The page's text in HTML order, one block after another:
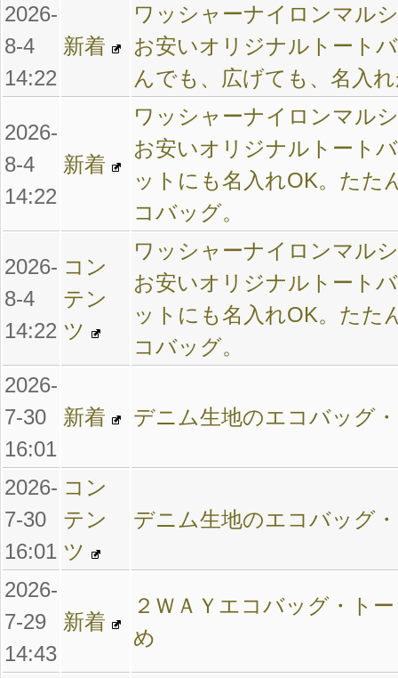
2026-
8-4
14:22
新着
ワッシャーナイロンマル
お安いオリジナルトート
んでも、広げても、名入
2026-
8-4
14:22
新着
ワッシャーナイロンマル
お安いオリジナルトート
ットにも名入れOK。たた
コバッグ。
2026-
8-4
14:22
コン
テン
ツ
ワッシャーナイロンマル
お安いオリジナルトート
ットにも名入れOK。たた
コバッグ。
2026-
7-30
16:01
新着 デニム生地のエコバッグ
2026-
7-30
16:01
コン
テン
ツ
デニム生地のエコバッグ
2026-
7-29
14:43
新着
２ＷＡＹエコバッグ・ト
め